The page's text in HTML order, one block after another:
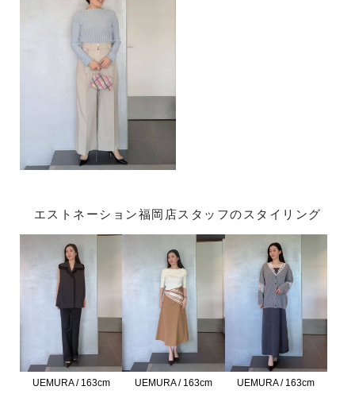
エストネーション福岡店スタッフのスタイリング
UEMURA / 163cm UEMURA / 163cm UEMURA / 163cm